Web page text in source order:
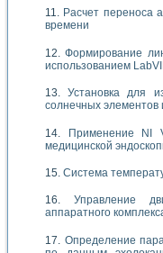
Расчет переноса
времени
Формирование
использованием
Установка для
солнечных элементов
Применение NI
медицинской
Система
Управление
аппаратного
Определение